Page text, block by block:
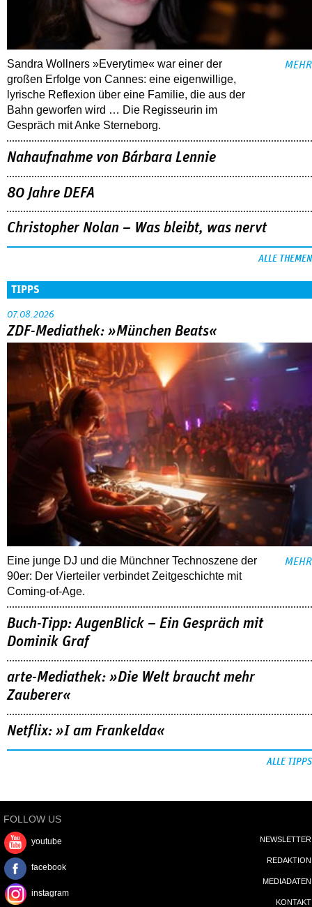
Sandra Wollners »Everytime« war einer der
großen Erfolge von Cannes: eine eigenwillige,
lyrische Reflexion über eine ­Familie, die aus der
Bahn geworfen wird … Die Regisseurin im
Gespräch mit Anke Sterneborg.
MEHR
Nahaufnahme von Bárbara Lennie
80 Jahre DEFA
Christopher Nolan – Was bleibt, was nervt
ALLE THEMEN
TIPPS
07.08.2026
ZDF-Mediathek: »München Beats«
Eine junge DJ und die Münchner Technoszene der
90er: Der Vierteiler verbindet Zeitgeschichte mit
Coming-of-Age.
MEHR
Buch-Tipp: AugenBlick – Ein Gespräch mit
Dominik Graf
arte-Mediathek: »Die Welt braucht mehr
Zauberer«
Netflix: »I am Frankelda«
ALLE TIPPS
FOLLOW US
youtube
facebook
instagram
NEWSLETTER
REDAKTION
MEDIADATEN
KONTAKT